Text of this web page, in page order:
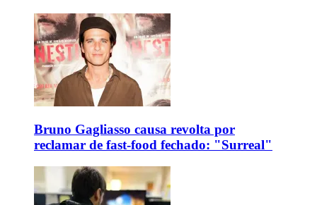
Bruno Gagliasso causa revolta por
reclamar de fast-food fechado: "Surreal"